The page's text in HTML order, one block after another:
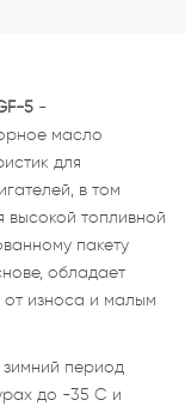
5 -
масло
для
в том
высокой топливной
пакету
обладает
износа и малым
зимний период
до -35 С и